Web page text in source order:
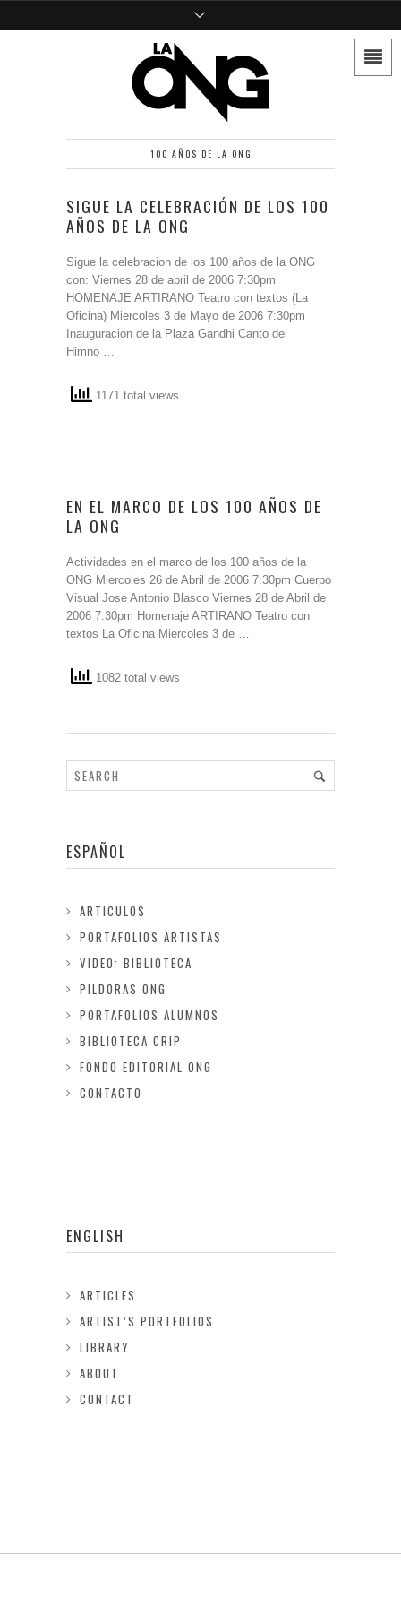
100 AÑOS DE LA ONG
SIGUE LA CELEBRACIÓN DE LOS 100
AÑOS DE LA ONG
Sigue la celebracion de los 100 años de la ONG
con: Viernes 28 de abril de 2006 7:30pm
HOMENAJE ARTIRANO Teatro con textos (La
Oficina) Miercoles 3 de Mayo de 2006 7:30pm
Inauguracion de la Plaza Gandhi Canto del
Himno …
1171 total views
EN EL MARCO DE LOS 100 AÑOS DE
LA ONG
Actividades en el marco de los 100 años de la
ONG Miercoles 26 de Abril de 2006 7:30pm Cuerpo
Visual Jose Antonio Blasco Viernes 28 de Abril de
2006 7:30pm Homenaje ARTIRANO Teatro con
textos La Oficina Miercoles 3 de …
1082 total views
ESPAÑOL
ARTICULOS
PORTAFOLIOS ARTISTAS
VIDEO: BIBLIOTECA
PILDORAS ONG
PORTAFOLIOS ALUMNOS
BIBLIOTECA CRIP
FONDO EDITORIAL ONG
CONTACTO
ENGLISH
ARTICLES
ARTIST’S PORTFOLIOS
LIBRARY
ABOUT
CONTACT